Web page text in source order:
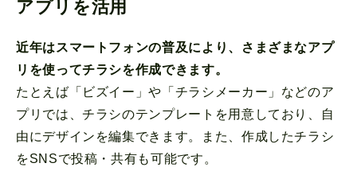
アプリを活用
近年はスマートフォンの普及により、さまざまなアプ
リを使ってチラシを作成できます。
たとえば「ビズイー」や「チラシメーカー」などのア
プリでは、チラシのテンプレートを用意しており、自
由にデザインを編集できます。また、作成したチラシ
をSNSで投稿・共有も可能です。